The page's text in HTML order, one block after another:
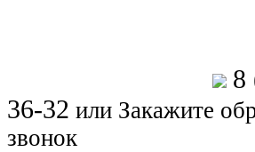
8
36-32 или Закажите
звонок